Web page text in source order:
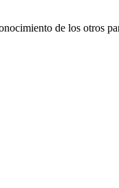
de los otros